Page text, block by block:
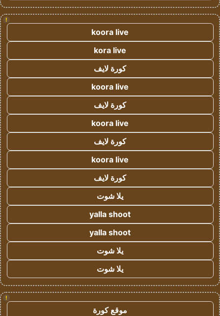
!
koora live
kora live
كورة لايف
koora live
كورة لايف
koora live
كورة لايف
koora live
كورة لايف
يلا شوت
yalla shoot
yalla shoot
يلا شوت
يلا شوت
!
موقع كورة